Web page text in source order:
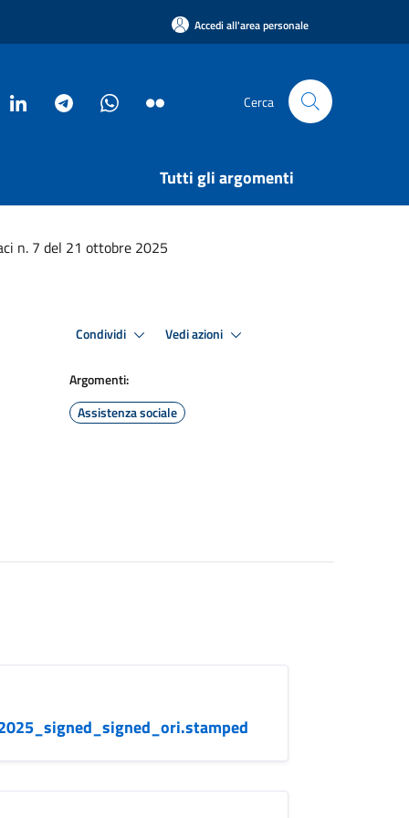
Accedi all'area personale
Cerca
Tutti gli argomenti
n. 7 del 21 ottobre 2025
Condividi Vedi azioni
Argomenti:
Assistenza sociale